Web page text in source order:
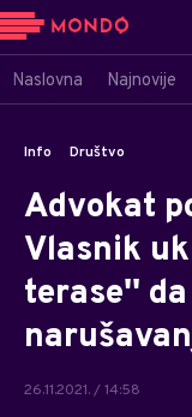
Naslovna Najnovije
Info Društvo
Advokat
Vlasnik
terase''
26.11.2021. / 14:58